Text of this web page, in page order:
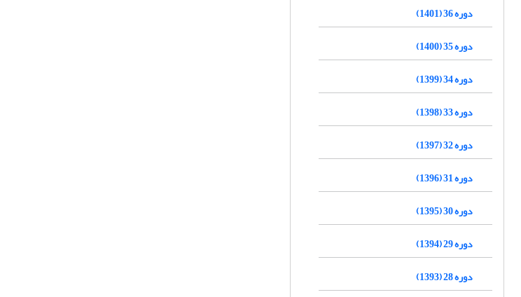
دوره 36 (1401)
دوره 35 (1400)
دوره 34 (1399)
دوره 33 (1398)
دوره 32 (1397)
دوره 31 (1396)
دوره 30 (1395)
دوره 29 (1394)
دوره 28 (1393)